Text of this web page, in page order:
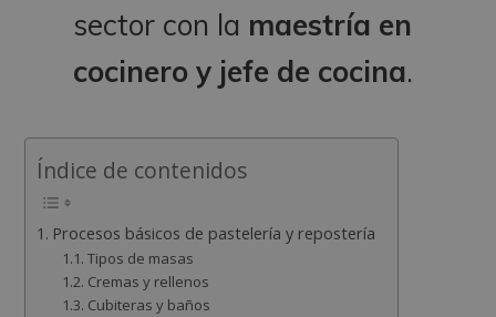
sector con la maestría en
cocinero y jefe de cocina.
Índice de contenidos
Procesos básicos de pastelería y repostería
Tipos de masas
Cremas y rellenos
Cubiteras y baños